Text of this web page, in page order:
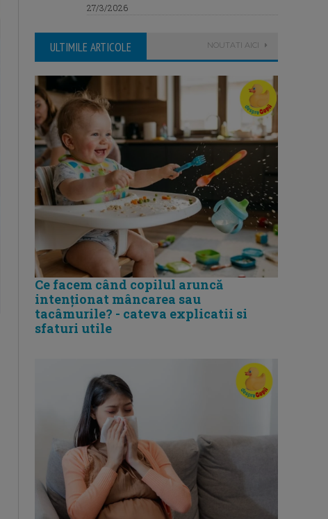
27/3/2026
ULTIMILE ARTICOLE NOUTATI AICI
Ce facem când copilul aruncă
intenționat mâncarea sau
tacâmurile? - cateva explicatii si
sfaturi utile